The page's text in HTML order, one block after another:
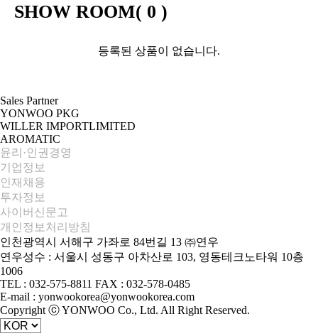
SHOW ROOM( 0 )
등록된 상품이 없습니다.
Sales Partner
YONWOO PKG
WILLER IMPORTLIMITED
AROMATIC
윤리·인권경영
기업정보
인재채용
투자정보
사이버신문고
개인정보처리방침
인천광역시 서해구 가좌로 84번길 13 ㈜연우
연우성수 : 서울시 성동구 아차산로 103, 영동테크노타워 10층
1006
TEL : 032-575-8811 FAX : 032-578-0485
E-mail : yonwookorea@yonwookorea.com
Copyright ⓒ YONWOO Co., Ltd. All Right Reserved.